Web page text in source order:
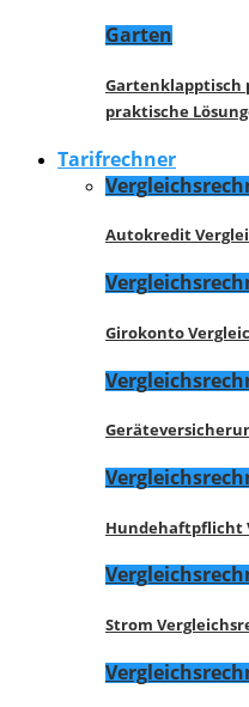
Garten
Gartenklapptisch
praktische
Tarifrechner
Autokredit
Girokonto
Hundehaftpflicht
Strom